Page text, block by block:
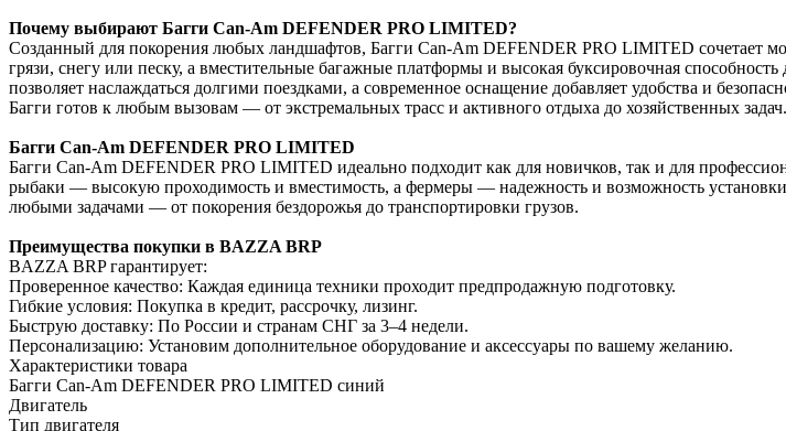
Почему выбирают Багги Can-Am DEFENDER PRO LIMITED?
Созданный для покорения любых ландшафтов, Багги Can-Am DEFENDER PRO LIMITED сочетает
грязи, снегу или песку, а вместительные багажные платформы и высокая буксировочная
позволяет наслаждаться долгими поездками, а современное оснащение добавляет удобства и
Багги готов к любым вызовам — от экстремальных трасс и активного отдыха до хозяйственных задач.
Багги Can-Am DEFENDER PRO LIMITED
Багги Can-Am DEFENDER PRO LIMITED идеально подходит как для новичков, так и для
рыбаки — высокую проходимость и вместимость, а фермеры — надежность и возможность установки
любыми задачами — от покорения бездорожья до транспортировки грузов.
Преимущества покупки в BAZZA BRP
BAZZA BRP гарантирует:
Проверенное качество: Каждая единица техники проходит предпродажную подготовку.
Гибкие условия: Покупка в кредит, рассрочку, лизинг.
Быструю доставку: По России и странам СНГ за 3–4 недели.
Персонализацию: Установим дополнительное оборудование и аксессуары по вашему желанию.
Характеристики товара
Багги Can-Am DEFENDER PRO LIMITED синий
Двигатель
Тип двигателя